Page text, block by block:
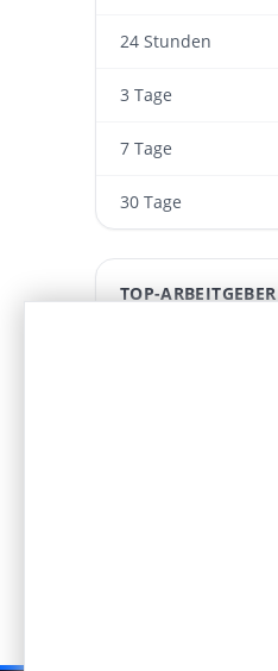
24 Stunden
3 Tage
7 Tage
30 Tage
TOP-ARBEITGEBER